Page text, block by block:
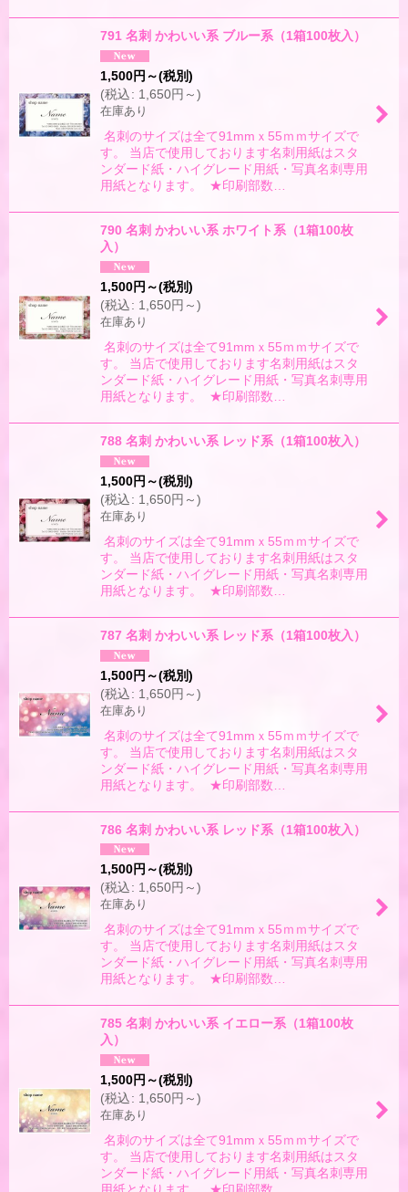
791 名刺 かわいい系 ブルー系（1箱100枚入）
1,500円 ～(税別)
(税込: 1,650円 ～)
在庫あり
名刺のサイズは全て91mmｘ55ｍｍサイズで
す。 当店で使用しております名刺用紙はスタ
ンダード紙・ハイグレード用紙・写真名刺専用
用紙となります。 ★印刷部数…
790 名刺 かわいい系 ホワイト系（1箱100枚
入）
1,500円 ～(税別)
(税込: 1,650円 ～)
在庫あり
名刺のサイズは全て91mmｘ55ｍｍサイズで
す。 当店で使用しております名刺用紙はスタ
ンダード紙・ハイグレード用紙・写真名刺専用
用紙となります。 ★印刷部数…
788 名刺 かわいい系 レッド系（1箱100枚入）
1,500円 ～(税別)
(税込: 1,650円 ～)
在庫あり
名刺のサイズは全て91mmｘ55ｍｍサイズで
す。 当店で使用しております名刺用紙はスタ
ンダード紙・ハイグレード用紙・写真名刺専用
用紙となります。 ★印刷部数…
787 名刺 かわいい系 レッド系（1箱100枚入）
1,500円 ～(税別)
(税込: 1,650円 ～)
在庫あり
名刺のサイズは全て91mmｘ55ｍｍサイズで
す。 当店で使用しております名刺用紙はスタ
ンダード紙・ハイグレード用紙・写真名刺専用
用紙となります。 ★印刷部数…
786 名刺 かわいい系 レッド系（1箱100枚入）
1,500円 ～(税別)
(税込: 1,650円 ～)
在庫あり
名刺のサイズは全て91mmｘ55ｍｍサイズで
す。 当店で使用しております名刺用紙はスタ
ンダード紙・ハイグレード用紙・写真名刺専用
用紙となります。 ★印刷部数…
785 名刺 かわいい系 イエロー系（1箱100枚
入）
1,500円 ～(税別)
(税込: 1,650円 ～)
在庫あり
名刺のサイズは全て91mmｘ55ｍｍサイズで
す。 当店で使用しております名刺用紙はスタ
ンダード紙・ハイグレード用紙・写真名刺専用